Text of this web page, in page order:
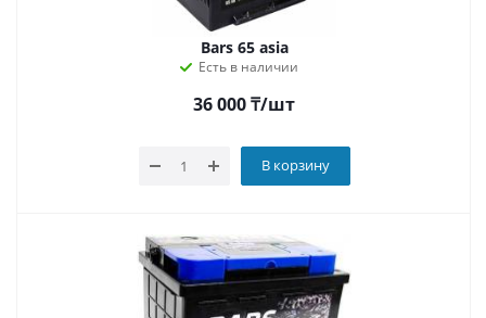
Bars 65 asia
Есть в наличии
36 000₸/шт
В корзину